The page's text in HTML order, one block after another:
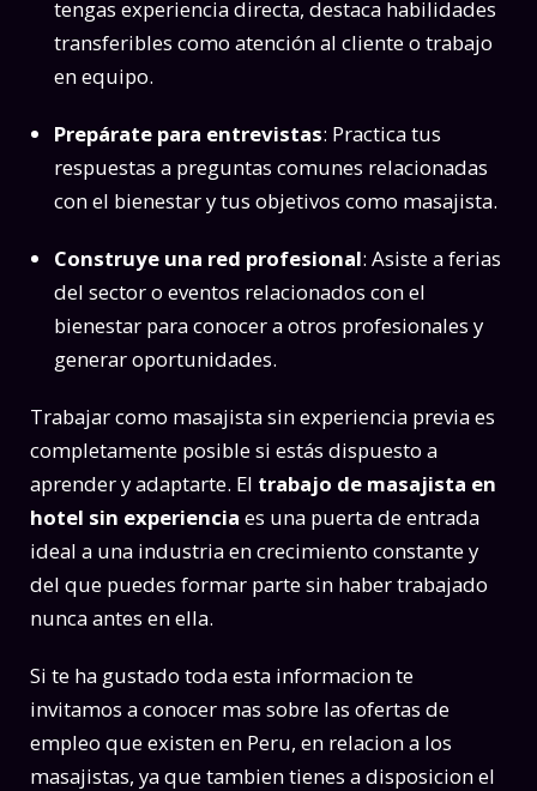
tengas experiencia directa, destaca habilidades
transferibles como atención al cliente o trabajo
en equipo.
Prepárate para entrevistas: Practica tus
respuestas a preguntas comunes relacionadas
con el bienestar y tus objetivos como masajista.
Construye una red profesional: Asiste a ferias
del sector o eventos relacionados con el
bienestar para conocer a otros profesionales y
generar oportunidades.
Trabajar como masajista sin experiencia previa es
completamente posible si estás dispuesto a
aprender y adaptarte. El trabajo de masajista en
hotel sin experiencia es una puerta de entrada
ideal a una industria en crecimiento constante y
del que puedes formar parte sin haber trabajado
nunca antes en ella.
Si te ha gustado toda esta informacion te
invitamos a conocer mas sobre las ofertas de
empleo que existen en Peru, en relacion a los
masajistas, ya que tambien tienes a disposicion el